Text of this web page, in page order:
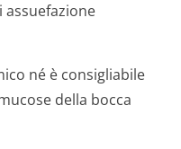
assuefazione
né è consigliabile
della bocca